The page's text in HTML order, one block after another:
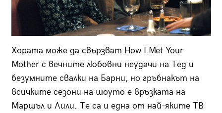
Хората може да свързват How I Met Your
Mother с вечните любовни неудачи на Тед и
безумните свалки на Барни, но гръбнакът на
всичките сезони на шоуто е връзката на
Маршъл и Лили. Те са и една от най-яките ТВ